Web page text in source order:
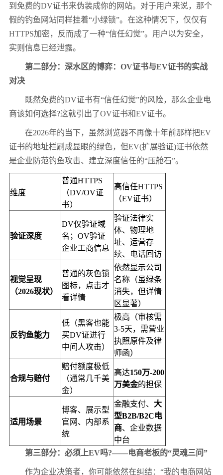
到免费的DV证书来伪装成你的网站。对于用户来说，那个
假的钓鱼网站同样挂着“小绿锁”。在这种情况下，仅仅有
HTTPS加密，反而成了一种“信任幻觉”。用户以为安全，
实则信息已经泄露。
第二部分：深水区的博弈：OV证书与EV证书的实战
对决
既然免费的DV证书有“信任幻觉”的风险，那么企业电
商该如何选择?这就引出了OV证书和EV证书。
在2026年的当下，虽然浏览器不再像十年前那样把EV
证书的地址栏刷成显眼的绿色，但EV(扩展验证)证书依然
是企业防范钓鱼攻击、建立深度信任的“压舱石”。
维度
普通HTTPS
（DV/OV证
书）
高信任HTTPS
（EV证书）
验证深度
DV仅验证域
名；OV验证
企业工商信息
验证法律实
体、物理地
址、运营存
续、电话回访
视觉呈现
（2026现状）
普通的灰色锁
图标，点击才
看详情
依然显示公司
名称（虽绿条
消失，但详情
区显著）
反钓鱼能力
低（黑客也能
买DV证进行
中间人攻击）
极高（审核需
3-5天，需营业
执照原件及律
师函）
合规与赔付
赔付额度极低
（通常几千美
金）
高达150万-200
万美金的担保
适用场景
博客、展示型
官网、内部系
统
金融支付、 大
型B2B/B2C电
商、企业数据
中台
第三部分：必须上EV吗?——电商老板的“灵魂三问”
作为企业决策者，你可能依然在纠结：“我的电商网站